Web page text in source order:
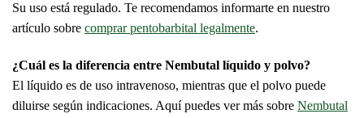
Su uso está regulado. Te recomendamos informarte en nuestro
artículo sobre comprar pentobarbital legalmente.
¿Cuál es la diferencia entre Nembutal líquido y polvo?
El líquido es de uso intravenoso, mientras que el polvo puede
diluirse según indicaciones. Aquí puedes ver más sobre Nembutal